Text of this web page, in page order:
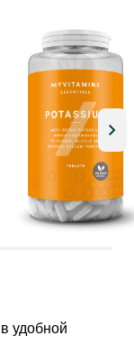
удобной